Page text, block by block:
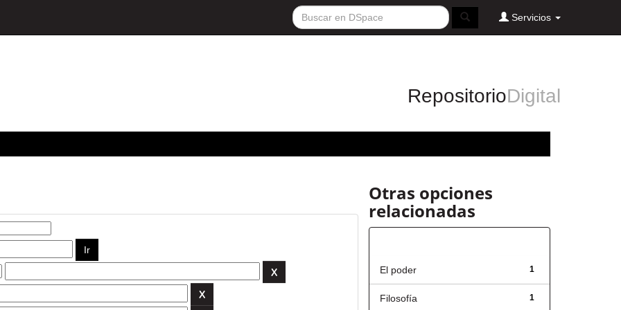
Servicios
RepositorioDigital
Otras opciones
relacionadas
1
El poder
1
Filosofía